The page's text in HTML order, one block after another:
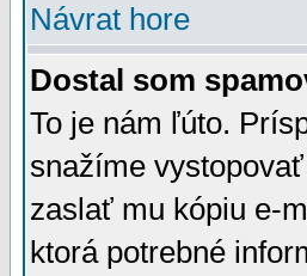
Návrat hore
Dostal som
To je nám ľúto.
snažíme
zaslať mu kópiu e-
ktorá potrebné